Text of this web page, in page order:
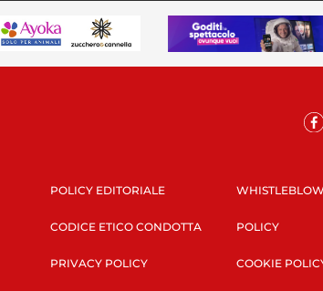
POLICY EDITORIALE
CODICE ETICO CONDOTTA
PRIVACY POLICY
POLICY
COOKIE